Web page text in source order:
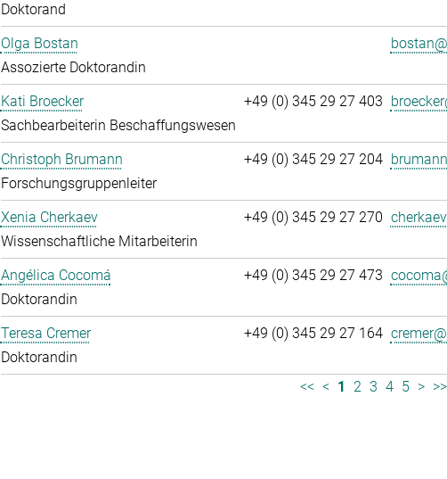
Doktorand
Olga Bostan
Assozierte Doktorandin
Kati Broecker
Sachbearbeiterin Beschaffungswesen
+49 (0) 345 29 27 403
Christoph Brumann
Forschungsgruppenleiter
+49 (0) 345 29 27 204
Xenia Cherkaev
Wissenschaftliche Mitarbeiterin
+49 (0) 345 29 27 270
Angélica Cocomá
Doktorandin
+49 (0) 345 29 27 473
Teresa Cremer
Doktorandin
+49 (0) 345 29 27 164
<< < 1 2 3 4 5 > >>